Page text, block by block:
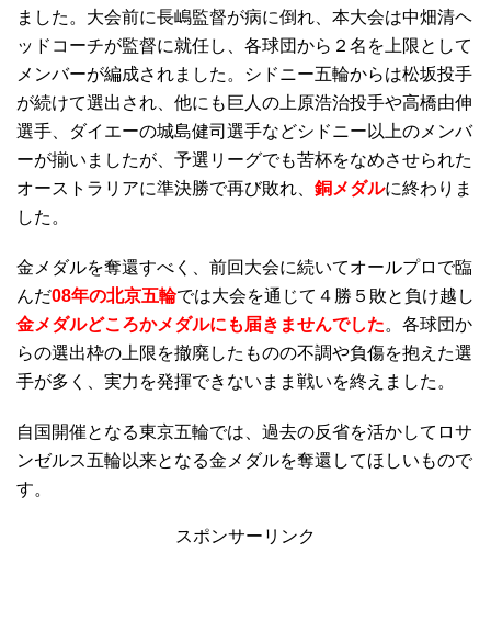
ました。大会前に長嶋監督が病に倒れ、本大会は中畑清ヘ
ッドコーチが監督に就任し、各球団から２名を上限として
メンバーが編成されました。シドニー五輪からは松坂投手
が続けて選出され、他にも巨人の上原浩治投手や高橋由伸
選手、ダイエーの城島健司選手などシドニー以上のメンバ
ーが揃いましたが、予選リーグでも苦杯をなめさせられた
オーストラリアに準決勝で再び敗れ、 銅メダルに終わりま
した。
金メダルを奪還すべく、前回大会に続いてオールプロで臨
んだ08年の北京五輪では大会を通じて４勝５敗と負け越し
金メダルどころかメダルにも届きませんでした。各球団か
らの選出枠の上限を撤廃したものの不調や負傷を抱えた選
手が多く、実力を発揮できないまま戦いを終えました。
自国開催となる東京五輪では、過去の反省を活かしてロサ
ンゼルス五輪以来となる金メダルを奪還してほしいもので
す。
スポンサーリンク